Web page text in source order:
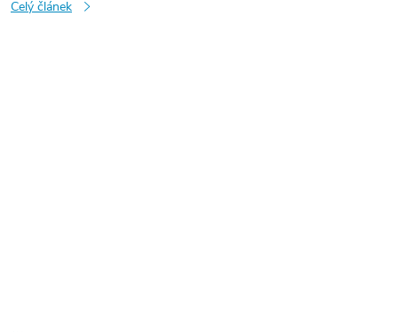
Celý článek